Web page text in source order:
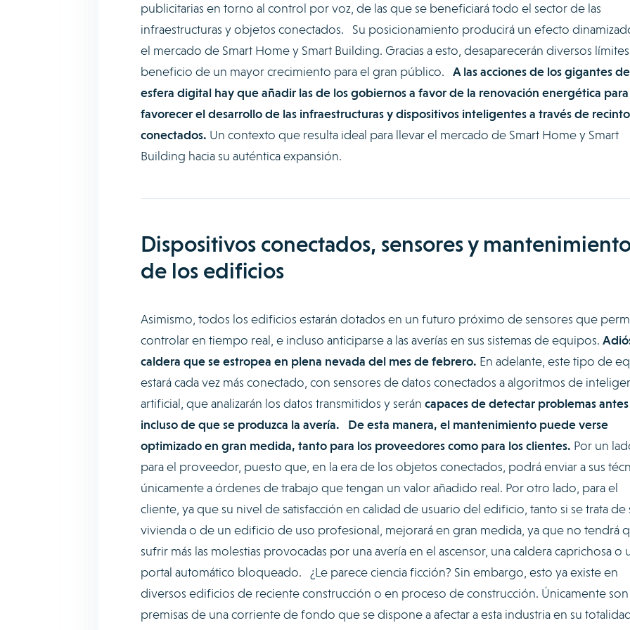
publicitarias en torno al control por voz, de las que se beneficiará todo el sector de las
infraestructuras y objetos conectados. Su posicionamiento producirá un efecto
el mercado de Smart Home y Smart Building. Gracias a esto, desaparecerán diversos
beneficio de un mayor crecimiento para el gran público. A las acciones de los gigantes
esfera digital hay que añadir las de los gobiernos a favor de la renovación energética para
favorecer el desarrollo de las infraestructuras y dispositivos inteligentes a través de
conectados. Un contexto que resulta ideal para llevar el mercado de Smart Home y Smart
Building hacia su auténtica expansión.
Dispositivos conectados, sensores y
de los edificios
Asimismo, todos los edificios estarán dotados en un futuro próximo de sensores que
controlar en tiempo real, e incluso anticiparse a las averías en sus sistemas de equipos.
caldera que se estropea en plena nevada del mes de febrero. En adelante, este tipo de
estará cada vez más conectado, con sensores de datos conectados a algoritmos de
artificial, que analizarán los datos transmitidos y serán capaces de detectar problemas antes
incluso de que se produzca la avería.
De esta manera, el mantenimiento puede verse
optimizado en gran medida, tanto para los proveedores como para los clientes. Por un
para el proveedor, puesto que, en la era de los objetos conectados, podrá enviar a sus
únicamente a órdenes de trabajo que tengan un valor añadido real. Por otro lado, para el
cliente, ya que su nivel de satisfacción en calidad de usuario del edificio, tanto si se trata de
vivienda o de un edificio de uso profesional, mejorará en gran medida, ya que no tendrá
sufrir más las molestias provocadas por una avería en el ascensor, una caldera caprichosa o
portal automático bloqueado. ¿Le parece ciencia ficción? Sin embargo, esto ya existe en
diversos edificios de reciente construcción o en proceso de construcción. Únicamente son
premisas de una corriente de fondo que se dispone a afectar a esta industria en su